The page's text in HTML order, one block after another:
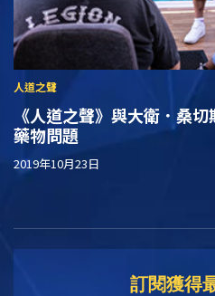
《人道之聲》與大衛．桑
藥物問題
2019年10月23日
訂閱獲得